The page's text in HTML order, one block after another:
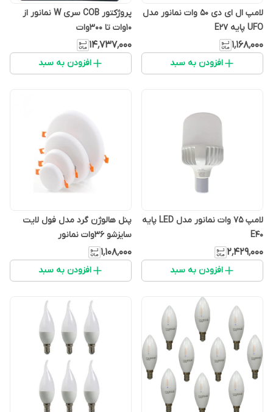
لامپ ال ای دی 50 وات نمانور مدل
UFO پایه E27
۱٬۱۶۸٬۰۰۰
افزودن به سبد
پروژکتور COB سری W نمانور از
10وات تا 300وات
۱۴٬۷۳۷٬۰۰۰
افزودن به سبد
لامپ 75 وات نمانور مدل LED پایه
E40
۲٬۴۲۹٬۰۰۰
افزودن به سبد
پنل هالوژن گرد مدل فول لایت
سایزشو 36وات نمانور
۱٬۱۰۸٬۰۰۰
افزودن به سبد